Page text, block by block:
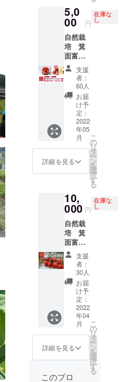
封後要
冷蔵 添
加物表
示：酸
化防止
剤（ビ
タミン
C）
ます。
・プロ
ジェク
トリー
ダーで
ある一
般社団
法人未
来環境
エネル
ギー坂
東より
お礼の
メール
（2021
頃）
および
録動画
（2022
年6月
頃）を
送らせ
ていた
だきま
す。 ・
富いち
ごハウ
スにお
名前を
掲載さ
せてい
ただき
ます。
ご支援
時に必
ず備考
欄にご
送らせ
ていた
だきま
す。 ・
富いち
ごハウ
スにお
名前を
掲載さ
せてい
ただき
ます。
ご支援
時に必
希望の
名前を
い。 名
称：富
いちご
ジャム
原材料
名：い
ちご
（富い
ち
ご）、
砂糖 内
容量：
１４０
ｇ 保存
方法：
光を避
け常温
下さ
農作物
は、大
きさな
どの違
いはあ
ります
が、全
て安心
安全な
特別な
食べ物
です。
その
ため廃
棄する
一切な
いため
ざいま
せん。
・オリ
ジナル
レシピ
は、大
阪青山
大学健
康栄養
学科と
連携
し、管
理栄養
士を目
に開発
いたし
・プロ
時 初
詣＋畝
０２２
年 ３
月 ５
日
（土）
１０時
～１３
時
じゃが
いも定
植 ２０
２２
年 ４
月 ９
～１３
時 草
刈作業
２０２
２年
５月
７日
（土）
１０時
～１３
時 草
刈作業
２０２
２年
６月１
（土）
１０時
時 収
リウム
などの
微量成
分を大
切に生
かし
た、
しっと
りタイ
プの砂
糖で
す。
【自然
栽培
箕面富
いちご
バター
ジーラ
ンド産
フェッ
ドバ
ター使
用 放
牧を中
心とし
て飼育
されて
いる乳
牛から
搾られ
る生乳
が原料
です。
乳製品
共に出
展ブー
スにて
富いち
ごをPR
を目指
しま
す。そ
の際に
御社・
貴殿の
お名前
を入れ
たパン
フレッ
トを配
布いた
に必ず
備考欄
望の名
前をご
記入下
さい。
・２０
２３年
以降は
観光農
園とし
て、い
ちご狩
りに沢
山の方
をお呼
す。 ・
5,0
00 円
在庫な
し
自然栽
培 箕
面富い
ちごバ
ター１
４０ｇ
＆ジャ
ム１４
０ｇ
各１個
入り
セット
両方食
べてみ
たいと
の、お
ススメ
セット
です。
【自然
栽培
箕面富
いちご
ジャム
１４０
ｇ】 ・
オーガ
ニック
ミネラ
ルシュ
ガー使
用 サ
まれる
支援
者：
60人
お届
け予
定：
2022
年05
月
詳細を見る
こ
の
リ
タ
ー
ン
を
選
択
す
る
10,
000 円
在庫な
し
自然栽
培 箕
面富い
ちご狩
り（１
パック
分） 自
然栽培
のいち
ごが、
どの様
に育っ
ている
のか、
どう
育てて
支援
者：
30人
お届
け予
定：
2022
年04
月
詳細を見る
こ
の
リ
タ
ー
ン
を
選
択
す
る
このプロ